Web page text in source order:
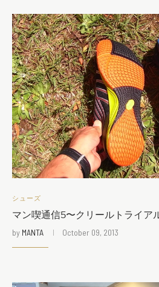
シューズ
マン喫通信5〜クリールトライア
by MANTA October 09, 2013